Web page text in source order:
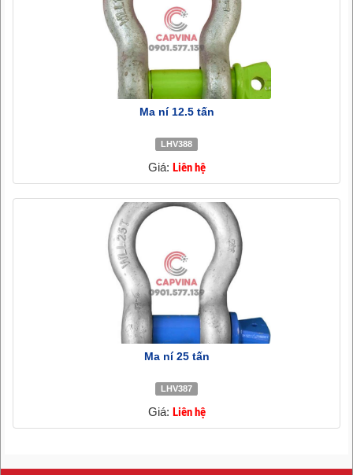
Ma ní 12.5 tấn
LHV388
Giá: Liên hệ
Ma ní 25 tấn
LHV387
Giá: Liên hệ